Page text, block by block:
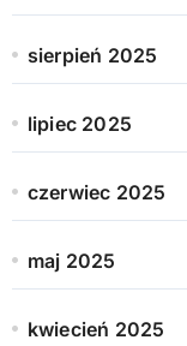
sierpień 2025
lipiec 2025
czerwiec 2025
maj 2025
kwiecień 2025